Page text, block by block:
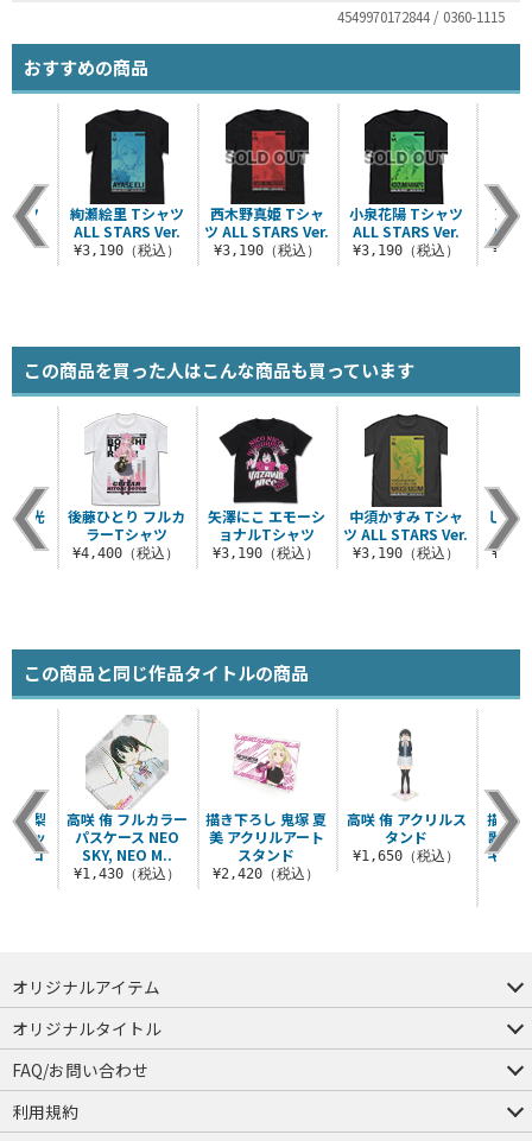
4549970172844 / 0360-1115
おすすめの商品
西木野真姫 Tシャ
ツ ALL STARS Ver.
¥3,190（税込）
小泉花陽 Tシャツ
ALL STARS Ver.
¥3,190（税込）
東條
ALL
ャツ
Ver.
込）
絢瀬絵里 Tシャツ
ALL STARS Ver.
¥3,190（税込）
この商品を買った人はこんな商品も買っています
矢澤にこ エモーシ
ョナルTシャツ
¥3,190（税込）
中須かすみ Tシャ
ツ ALL STARS Ver.
¥3,190（税込）
しい
く 光
ツ
込）
後藤ひとり フルカ
ラーTシャツ
¥4,400（税込）
この商品と同じ作品タイトルの商品
描き下ろし 鬼塚 夏
美 アクリルアート
スタンド
¥2,420（税込）
高咲 侑 アクリルス
タンド
¥1,650（税込）
描き
歌 ア
キー
内梨
ィッ
ロコ
高咲 侑 フルカラー
パスケース NEO
SKY, NEO M..
¥1,430（税込）
オリジナルアイテム
つままれ
つかまれ
ピョコッテ
オリジナルタイトル
アイテムヤ
ミスカトニック大學購買部
FAQ/お問い合わせ
FAQ
お問い合わせ
利用規約